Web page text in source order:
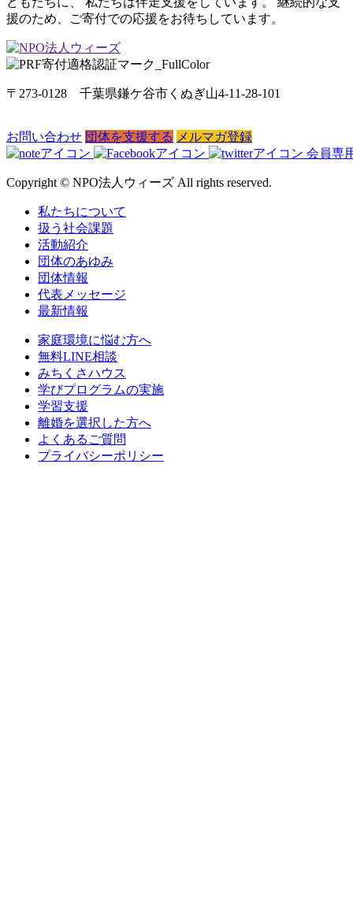
援のため、ご寄付での応援をお待ちしています。
〒273-0128 千葉県鎌ケ谷市くぬぎ山4-11-28-101
お問い合わせ 団体を支援する メルマガ登録
会員専
Copyright © NPO法人ウィーズ All rights reserved.
私たちについて
扱う社会課題
活動紹介
団体のあゆみ
団体情報
代表メッセージ
最新情報
家庭環境に悩む方へ
無料LINE相談
みちくさハウス
学びプログラムの実施
学習支援
離婚を選択した方へ
よくあるご質問
プライバシーポリシー